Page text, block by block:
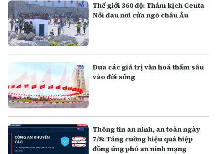
Thế giới 360 độ: Thảm kịch Ceuta -
Nỗi đau nơi cửa ngõ châu Âu
Đưa các giá trị văn hoá thấm sâu
vào đời sống
Thông tin an ninh, an toàn ngày
7/8: Tăng cường hiệu quả hiệp
đồng ứng phó an ninh mạng